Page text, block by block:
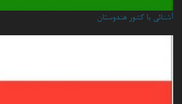
آشنائی با کشور هندوستان